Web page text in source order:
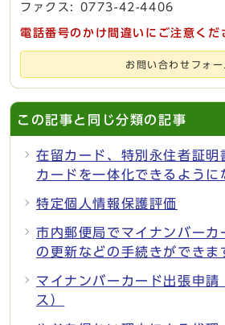
ファクス: 0773-42-4406
電話番号のかけ間違いにご注意くだ
お問い合わせフォー
この記事と同じ分類の記事
在留カード、特別永住者証明
カードを一体化できるように
特定個人情報保護評価
市内郵便局でマイナンバーカ
の更新などの手続きができま
マイナンバーカード出張申請
ス）